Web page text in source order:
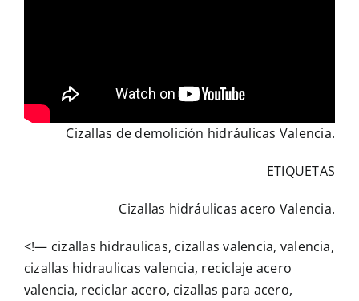
Cizallas de demolición hidráulicas Valencia.
ETIQUETAS
Cizallas hidráulicas acero Valencia.
<!— cizallas hidraulicas, cizallas valencia, valencia,
cizallas hidraulicas valencia, reciclaje acero
valencia, reciclar acero, cizallas para acero,